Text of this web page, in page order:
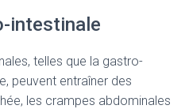
intestinale
telles que la gastro-
peuvent entraîner des
les crampes abdominales